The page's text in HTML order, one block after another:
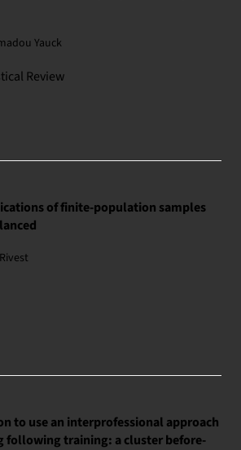
Yauck
Review
of finite-population samples
to use an interprofessional approach
following training: a cluster before-